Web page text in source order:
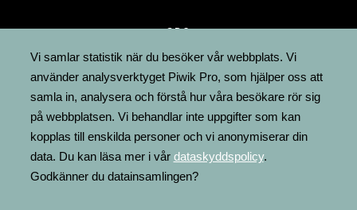
GRO
FÖRENINGSRESURSEN
MINNESRUNOR.FI
UPPSLAGSVERKET FINLAND
LÄGENHETER
FAKTURERING
Vi samlar statistik när du besöker vår webbplats. Vi
använder analysverktyget Piwik Pro, som hjälper oss att
samla in, analysera och förstå hur våra besökare rör sig
på webbplatsen. Vi behandlar inte uppgifter som kan
kopplas till enskilda personer och vi anonymiserar din
data. Du kan läsa mer i vår dataskyddspolicy.
Godkänner du datainsamlingen?